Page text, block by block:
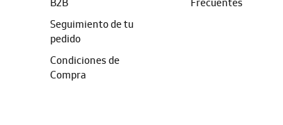
B2B
Seguimiento de tu
pedido
Condiciones de
Compra
Frecuentes